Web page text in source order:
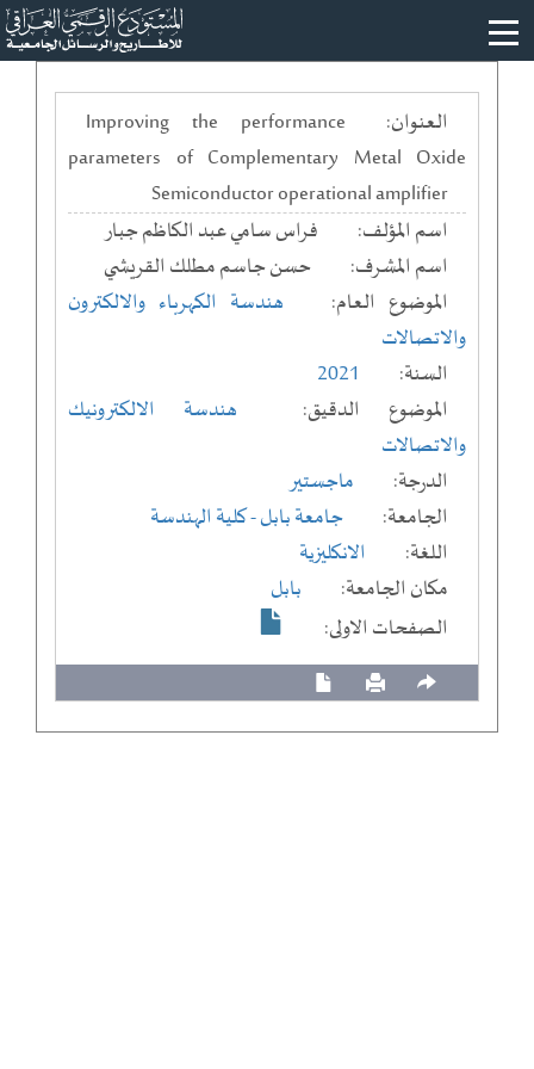
العنوان:
Improving the performance
parameters of Complementary Metal Oxide
Semiconductor operational amplifier
اسم المؤلف:
فراس سامي عبد الكاظم جبار
اسم المشرف:
حسن جاسم مطلك القريشي
الموضوع العام:
هندسة الكهرباء والالكترون
والاتصالات
السنة:
2021
الموضوع الدقيق:
هندسة الالكترونيك
والاتصالات
الدرجة:
ماجستير
الجامعة:
جامعة بابل- كلية الهندسة
اللغة:
الانكليزية
مكان الجامعة:
بابل
الصفحات الاولى: